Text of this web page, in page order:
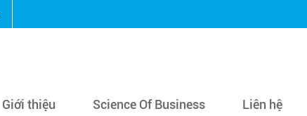
Giới thiệu Science Of Business Liên hệ